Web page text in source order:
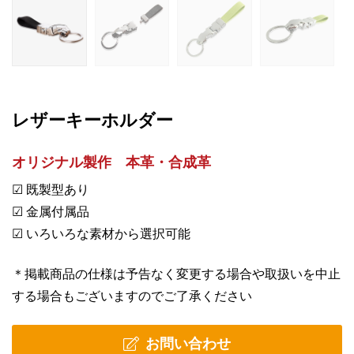
レザーキーホルダー
オリジナル製作 本革・合成革
☑ 既製型あり
☑ 金属付属品
☑ いろいろな素材から選択可能
＊掲載商品の仕様は予告なく変更する場合や取扱いを中止
する場合もございますのでご了承ください
お問い合わせ